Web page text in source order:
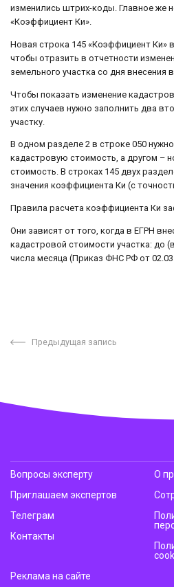
изменились штрих-коды. Главное же
«Коэффициент Ки».
Новая строка 145 «Коэффициент Ки»
чтобы отразить в отчетности
земельного участка со дня внесения
Чтобы показать изменение
этих случаев нужно заполнить два
участку.
В одном разделе 2 в строке 050
кадастровую стоимость, а другом –
стоимость. В строках 145 двух
значения коэффициента Ки (с
Правила расчета коэффициента Ки
Они зависят от того, когда в ЕГРН
кадастровой стоимости участка: до
числа месяца (Приказ ФНС РФ от
Предыдущая запись
Вопросы эксперту
Приглашаем экспертов
Телеграм
Контакты
О
Реклама на сайте